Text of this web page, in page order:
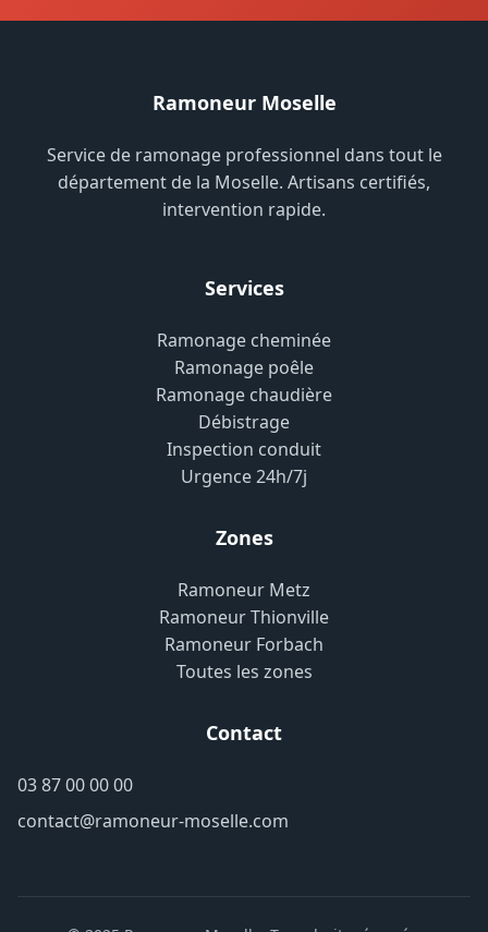
Ramoneur Moselle
Service de ramonage professionnel dans tout le
département de la Moselle. Artisans certifiés,
intervention rapide.
Services
Ramonage cheminée
Ramonage poêle
Ramonage chaudière
Débistrage
Inspection conduit
Urgence 24h/7j
Zones
Ramoneur Metz
Ramoneur Thionville
Ramoneur Forbach
Toutes les zones
Contact
03 87 00 00 00
contact@ramoneur-moselle.com